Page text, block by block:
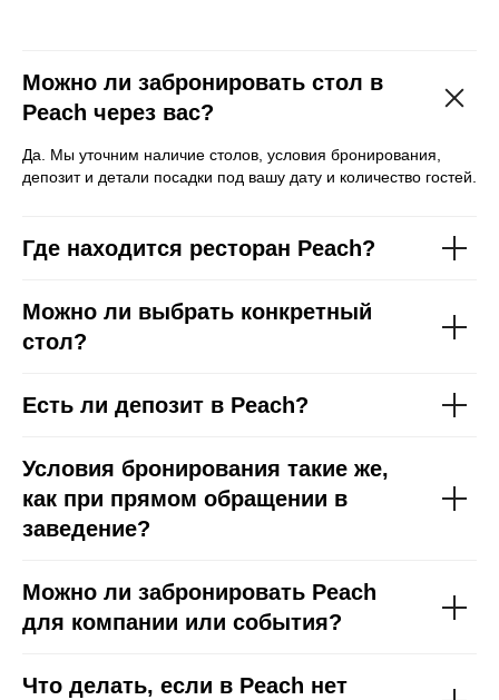
Можно ли забронировать стол в
Peach через вас?
Да. Мы уточним наличие столов, условия бронирования,
депозит и детали посадки под вашу дату и количество гостей.
Где находится ресторан Peach?
Можно ли выбрать конкретный
стол?
Есть ли депозит в Peach?
Условия бронирования такие же,
как при прямом обращении в
заведение?
Можно ли забронировать Peach
для компании или события?
Что делать, если в Peach нет
Планируете частное
мероприятие или
закрытый вечер в